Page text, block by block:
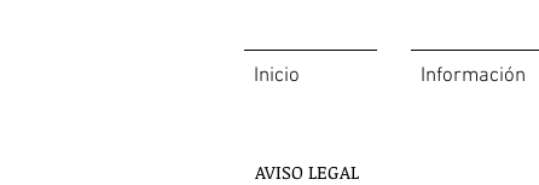
Inicio Información
AVISO LEGAL